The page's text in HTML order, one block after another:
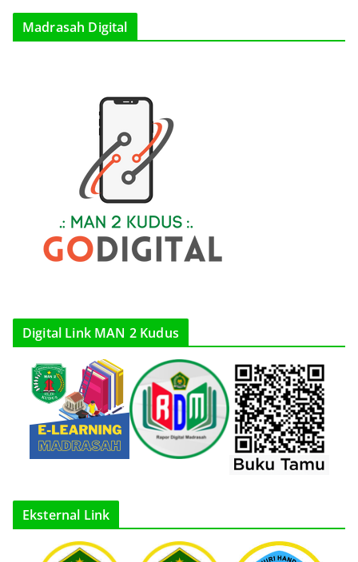
Madrasah Digital
Digital Link MAN 2 Kudus
Eksternal Link